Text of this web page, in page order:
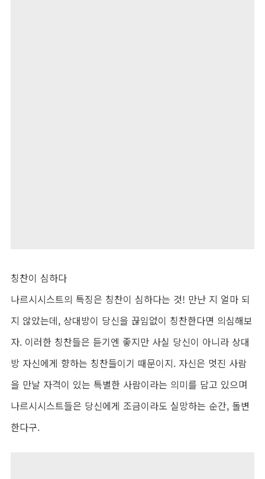
칭찬이 심하다
나르시시스트의 특징은 칭찬이 심하다는 것! 만난 지 얼마 되
지 않았는데, 상대방이 당신을 끊임없이 칭찬한다면 의심해보
자. 이러한 칭찬들은 듣기엔 좋지만 사실 당신이 아니라 상대
방 자신에게 향하는 칭찬들이기 때문이지. 자신은 멋진 사람
을 만날 자격이 있는 특별한 사람이라는 의미를 담고 있으며
나르시시스트들은 당신에게 조금이라도 실망하는 순간, 돌변
한다구.